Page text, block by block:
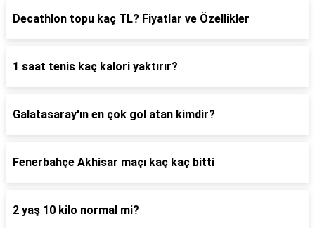
Decathlon topu kaç TL? Fiyatlar ve Özellikler
1 saat tenis kaç kalori yaktırır?
Galatasaray'ın en çok gol atan kimdir?
Fenerbahçe Akhisar maçı kaç kaç bitti
2 yaş 10 kilo normal mi?